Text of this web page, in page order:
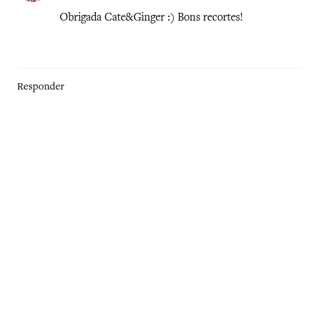
Obrigada Cate&Ginger :) Bons recortes!
Responder